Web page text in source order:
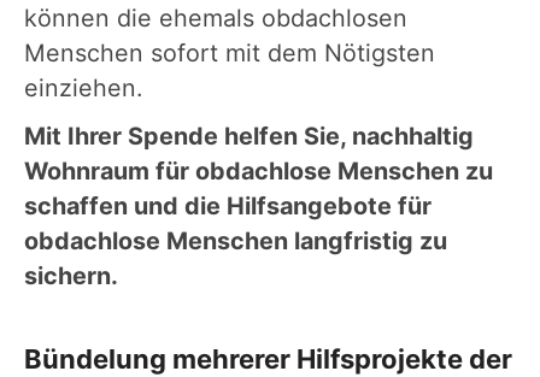
können die ehemals obdachlosen
Menschen sofort mit dem Nötigsten
einziehen.
Mit Ihrer Spende helfen Sie, nachhaltig
Wohnraum für obdachlose Menschen zu
schaffen und die Hilfsangebote für
obdachlose Menschen langfristig zu
sichern.
Bündelung mehrerer Hilfsprojekte der